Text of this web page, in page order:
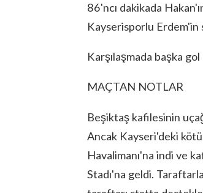
86'ncı dakikada
Kayserisporlu Erdem'in
Karşılaşmada başka
MAÇTAN NOTLAR
Beşiktaş kafilesinin
Ancak Kayseri'deki
Havalimanı'na indi ve
Stadı'na geldi.